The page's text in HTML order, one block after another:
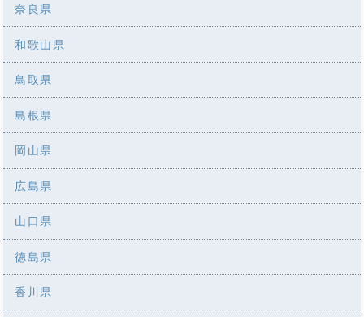
奈良県
和歌山県
鳥取県
島根県
岡山県
広島県
山口県
徳島県
香川県